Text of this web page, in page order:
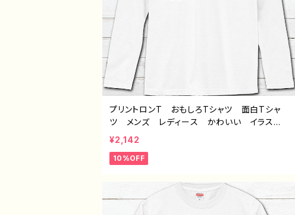
プリントロンT おもしろTシャツ 面白Tシャ
ツ メンズ レディース かわいい イラス
ト パンダ 動物 ゆるかわ おすすめ 個性
的 面白い ユニーク ゆるい ネタ系 人
気 イラストレーター 絵師 クリエイター
ザイン グッズ 悪いことを言うパンダ タイト
ル：たいやき悪パンダ セリフ付き 作：こさつ
ね G-6
¥2,142
10%OFF